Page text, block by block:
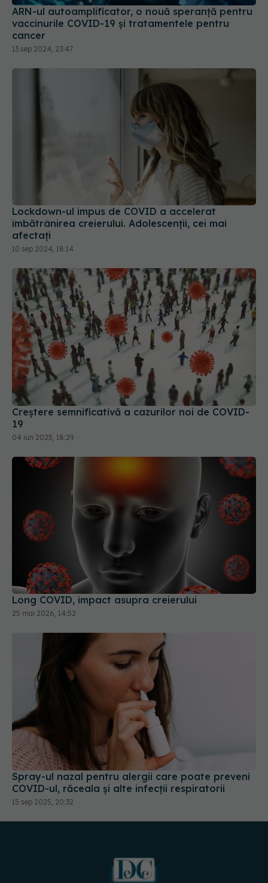
13 sep 2024, 23:47
Lockdown-ul impus de COVID a accelerat
îmbătrânirea creierului. Adolescenții, cei mai
afectați
10 sep 2024, 18:14
Creștere semnificativă a cazurilor noi de COVID-
19
04 iun 2025, 18:29
Long COVID, impact asupra creierului
25 mai 2026, 14:52
Spray-ul nazal pentru alergii care poate preveni
COVID-ul, răceala și alte infecții respiratorii
15 sep 2025, 20:32
URMĂREȘTE-NE PE: